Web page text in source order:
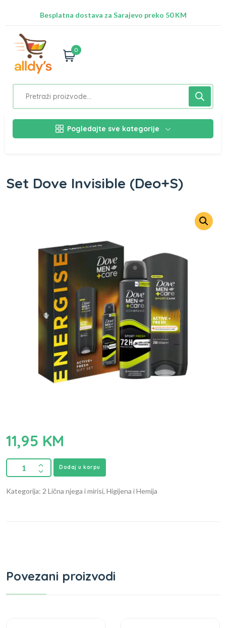
Besplatna dostava za Sarajevo preko 50 KM
0
Pogledajte sve kategorije
Set Dove Invisible (Deo+S)
11,95 KM
Dodaj u korpu
Kategorija: 2 Lična njega i mirisi, Higijena i Hemija
Povezani proizvodi